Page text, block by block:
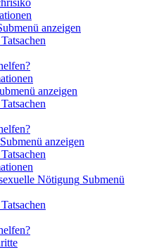
anzeigen
anzeigen
Submenü anzeigen
Nötigung Submenü